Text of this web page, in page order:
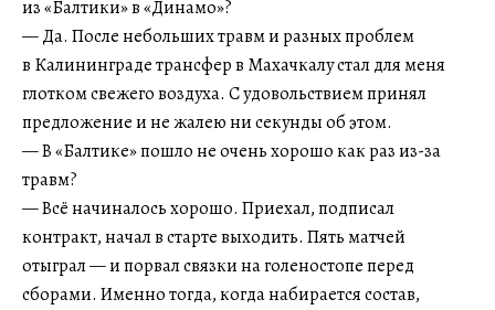
из «Балтики» в «Динамо»?
— Да. После небольших травм и разных проблем
в Калининграде трансфер в Махачкалу стал для меня
глотком свежего воздуха. С удовольствием принял
предложение и не жалею ни секунды об этом.
— В «Балтике» пошло не очень хорошо как раз из-за
травм?
— Всё начиналось хорошо. Приехал, подписал
контракт, начал в старте выходить. Пять матчей
отыграл — и порвал связки на голеностопе перед
сборами. Именно тогда, когда набирается состав,